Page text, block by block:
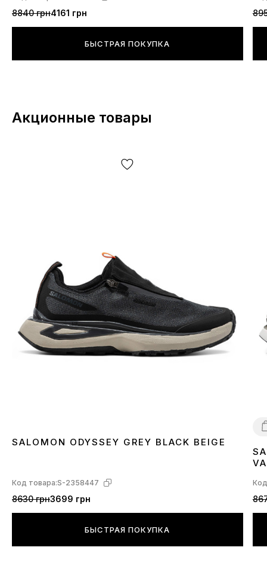
8840 грн4161 грн
БЫСТРАЯ ПОКУПКА
Акционные товары
SALOMON ODYSSEY GREY BLACK BEIGE
Код товара:S-2358447
8630 грн3699 грн
БЫСТРАЯ ПОКУПКА